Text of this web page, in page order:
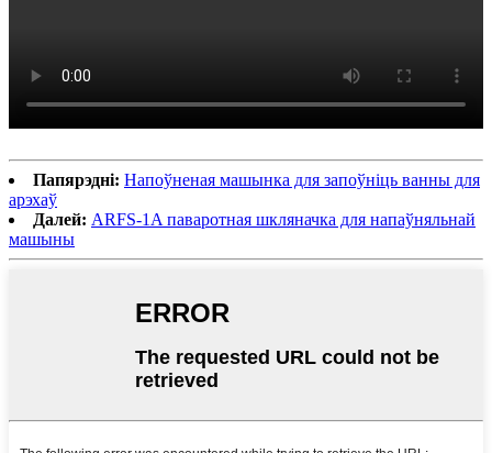
Папярэдні: Напоўненая машынка для запоўніць ванны для
арэхаў
Далей: ARFS-1A паваротная шкляначка для напаўняльнай
машыны